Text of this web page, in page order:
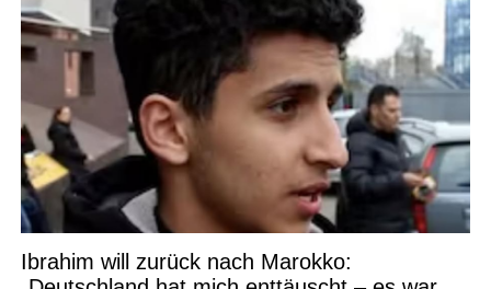
Ibrahim will zurück nach Marokko: